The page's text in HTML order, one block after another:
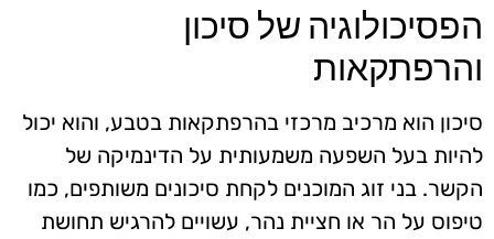
הפסיכולוגיה של סיכון
והרפתקאות
סיכון הוא מרכיב מרכזי בהרפתקאות בטבע, והוא יכול
להיות בעל השפעה משמעותית על הדינמיקה של
הקשר. בני זוג המוכנים לקחת סיכונים משותפים, כמו
טיפוס על הר או חציית נהר, עשויים להרגיש תחושת